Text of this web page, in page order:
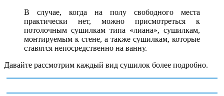
В случае, когда на полу свободного места
практически нет, можно присмотреться к
потолочным сушилкам типа «лиана», сушилкам,
монтируемым к стене, а также сушилкам, которые
ставятся непосредственно на ванну.
Давайте рассмотрим каждый вид сушилок более подробно.